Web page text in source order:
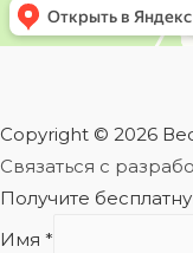
Copyright © 2026
Связаться с
Получите
Имя *